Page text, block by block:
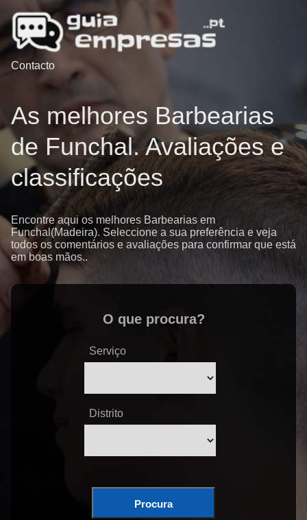
Contacto
As melhores Barbearias
de Funchal. Avaliações e
classificações
Encontre aqui os melhores Barbearias em
Funchal(Madeira). Seleccione a sua preferência e veja
todos os comentários e avaliações para confirmar que está
em boas mãos..
O que procura?
Serviço
Distrito
Procura